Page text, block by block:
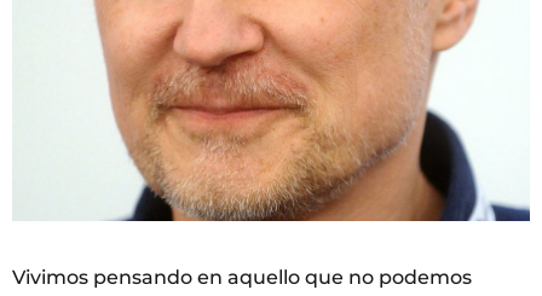
Vivimos pensando en aquello que no podemos